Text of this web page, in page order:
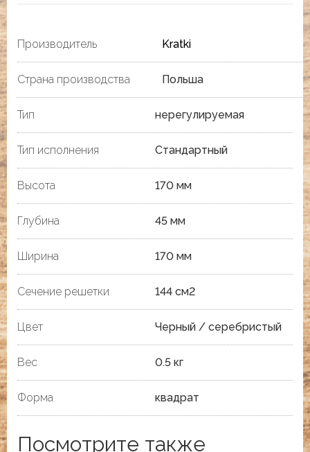
Производитель Kratki
Страна производства Польша
Тип нерегулируемая
Тип исполнения Стандартный
Высота 170 мм
Глубина 45 мм
Ширина 170 мм
Сечение решетки 144 см2
Цвет Черный / серебристый
Вес 0.5 кг
Форма квадрат
Посмотрите также